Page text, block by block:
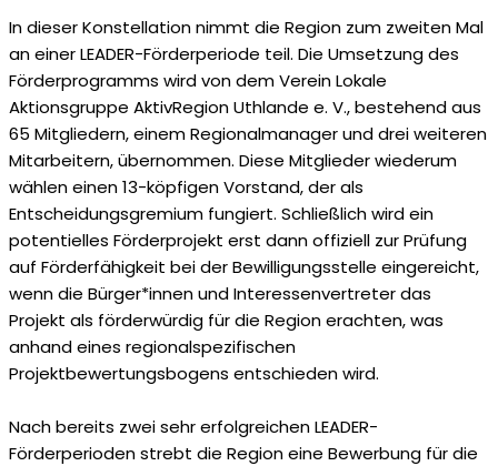
In dieser Konstellation nimmt die Region zum zweiten Mal
an einer LEADER-Förderperiode teil. Die Umsetzung des
Förderprogramms wird von dem Verein Lokale
Aktionsgruppe AktivRegion Uthlande e. V., bestehend aus
65 Mitgliedern, einem Regionalmanager und drei weiteren
Mitarbeitern, übernommen. Diese Mitglieder wiederum
wählen einen 13-köpfigen Vorstand, der als
Entscheidungsgremium fungiert. Schließlich wird ein
potentielles Förderprojekt erst dann offiziell zur Prüfung
auf Förderfähigkeit bei der Bewilligungsstelle eingereicht,
wenn die Bürger*innen und Interessenvertreter das
Projekt als förderwürdig für die Region erachten, was
anhand eines regionalspezifischen
Projektbewertungsbogens entschieden wird.
Nach bereits zwei sehr erfolgreichen LEADER-
Förderperioden strebt die Region eine Bewerbung für die